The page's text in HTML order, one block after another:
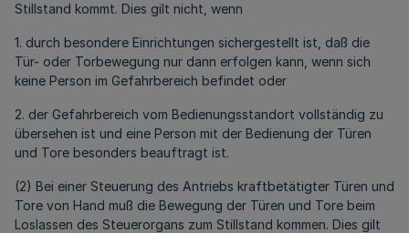
Stillstand kommt. Dies gilt nicht, wenn
1. durch besondere Einrichtungen sichergestellt ist, daß die
Tür- oder Torbewegung nur dann erfolgen kann, wenn sich
keine Person im Gefahrbereich befindet oder
2. der Gefahrbereich vom Bedienungsstandort vollständig zu
übersehen ist und eine Person mit der Bedienung der Türen
und Tore besonders beauftragt ist.
(2) Bei einer Steuerung des Antriebs kraftbetätigter Türen und
Tore von Hand muß die Bewegung der Türen und Tore beim
Loslassen des Steuerorgans zum Stillstand kommen. Dies gilt